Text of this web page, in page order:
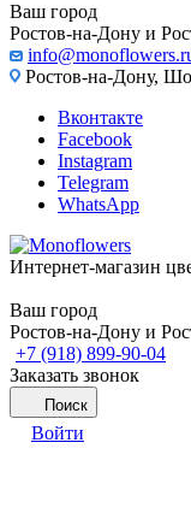
Ваш город
Ростов-на-Дону и
Ростов-на-Дону,
Вконтакте
Facebook
Instagram
Telegram
WhatsApp
Интернет-магазин
Ваш город
Ростов-на-Дону и
+7 (918) 899-90-04
Заказать звонок
Поиск
Войти